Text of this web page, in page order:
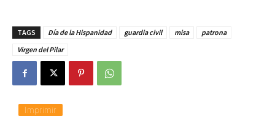
a
n
d
o
.
.
TAGS Día de la Hispanidad guardia civil misa
patrona
Virgen del Pilar
Imprimir